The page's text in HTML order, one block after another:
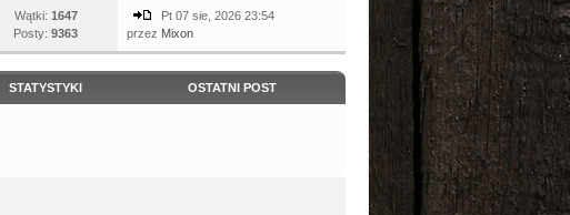
Wątki: 1647
Posty: 9363
Pt 07 sie, 2026 23:54
przez Mixon
STATYSTYKI OSTATNI POST